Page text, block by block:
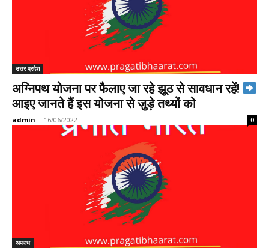
उत्तर प्रदेश
अग्निपथ योजना पर फैलाए जा रहे झूठ से सावधान रहें!
आइए जानते हैं इस योजना से जुड़े तथ्यों को
admin - 16/06/2022 0
अपराध